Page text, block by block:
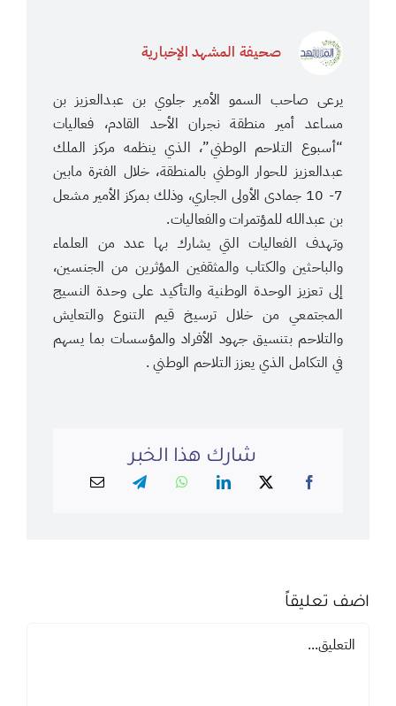
صحيفة المشهد الإخبارية
يرعى صاحب السمو الأمير جلوي بن عبدالعزيز بن
مساعد أمير منطقة نجران الأحد القادم، فعاليات
“أسبوع التلاحم الوطني”، الذي ينظمه مركز الملك
عبدالعزيز للحوار الوطني بالمنطقة، خلال الفترة مابين
7- 10 جمادى الأولى الجاري، وذلك بمركز الأمير مشعل
بن عبدالله للمؤتمرات والفعاليات.
وتهدف الفعاليات التي يشارك بها عدد من العلماء
والباحثين والكتاب والمثقفين المؤثرين من الجنسين،
إلى تعزيز الوحدة الوطنية والتأكيد على وحدة النسيج
المجتمعي من خلال ترسيخ قيم التنوع والتعايش
والتلاحم بتنسيق جهود الأفراد والمؤسسات بما يسهم
في التكامل الذي يعزز التلاحم الوطني .
شارك هذا الخبر
اضف تعليقاً
تعليق